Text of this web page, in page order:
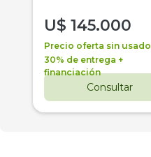
U$ 145.000
Precio oferta sin usado
30% de entrega +
financiación
Consultar